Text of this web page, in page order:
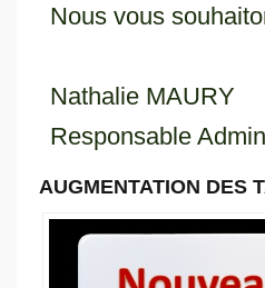
Nous vous
Nathalie MAURY
Responsable
AUGMENTATION DES